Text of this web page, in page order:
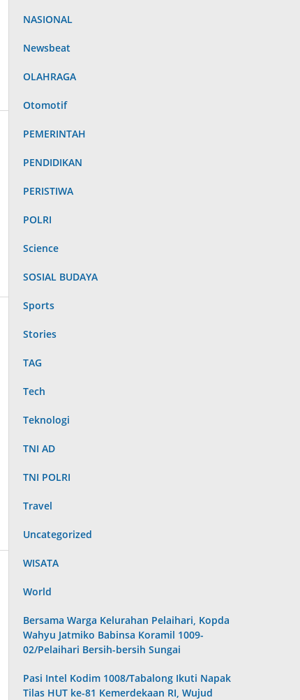
NASIONAL
Newsbeat
OLAHRAGA
Otomotif
PEMERINTAH
PENDIDIKAN
PERISTIWA
POLRI
Science
SOSIAL BUDAYA
Sports
Stories
TAG
Tech
Teknologi
TNI AD
TNI POLRI
Travel
Uncategorized
WISATA
World
Bersama Warga Kelurahan Pelaihari, Kopda
Wahyu Jatmiko Babinsa Koramil 1009-
02/Pelaihari Bersih-bersih Sungai
Pasi Intel Kodim 1008/Tabalong Ikuti Napak
Tilas HUT ke-81 Kemerdekaan RI, Wujud